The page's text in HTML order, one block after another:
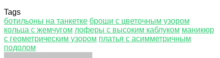
Tags
ботильоны на танкетке броши с цветочным узором
кольца с жемчугом лоферы с высоким каблуком маникюр
с геометрическим узором платья с асимметричным
подолом